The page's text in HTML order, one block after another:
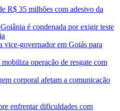
R$ 35 milhões com adesivo da
é condenada por exigir teste
vice-governador em Goiás para
operação de resgate com
corporal afetam a comunicação
enfrentar dificuldades com